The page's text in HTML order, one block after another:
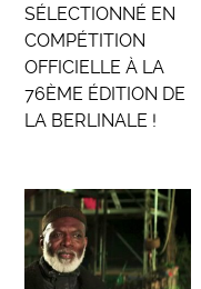
SÉLECTIONNÉ EN
COMPÉTITION
OFFICIELLE À LA
76ÈME ÉDITION DE
LA BERLINALE !